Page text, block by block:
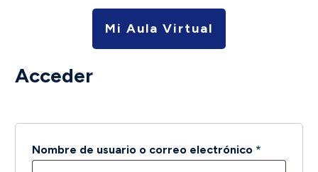
Mi Aula Virtual
Acceder
Nombre de usuario o correo electrónico *